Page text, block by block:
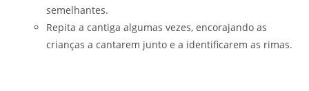
semelhantes.
Repita a cantiga algumas vezes, encorajando as
crianças a cantarem junto e a identificarem as rimas.